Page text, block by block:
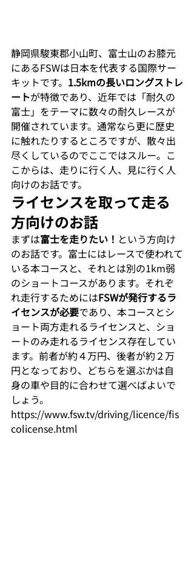
静岡県駿東郡小山町、富士山のお膝元
にあるFSWは日本を代表する国際サー
キットです。 1.5kmの長いロングストレ
ートが特徴であり、近年では「耐久の
富士」をテーマに数々の耐久レースが
開催されています。通常なら更に歴史
に触れたりするところですが、散々出
尽くしているのでここではスルー。こ
こからは、走りに行く人、見に行く人
向けのお話です。
ライセンスを取って走る
方向けのお話
まずは富士を走りたい！ という方向け
のお話です。富士にはレースで使われて
いる本コースと、それとは別の1km弱
のショートコースがあります。それぞ
れ走行するためにはFSWが発行するラ
イセンスが必要であり、本コースとシ
ョート両方走れるライセンスと、ショ
ートのみ走れるライセンス存在してい
ます。前者が約４万円、後者が約２万
円となっており、どちらを選ぶかは自
身の車や目的に合わせて選べばよいで
しょう。
https://www.fsw.tv/driving/licence/fis
colicense.html